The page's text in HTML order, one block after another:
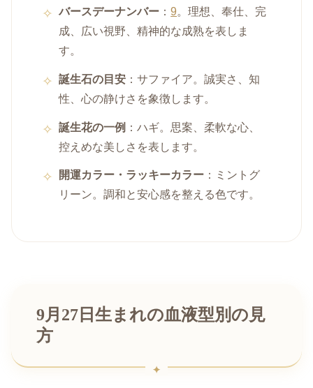
バースデーナンバー ：9。理想、奉仕、完
成、広い視野、精神的な成熟を表しま
す。
誕生石の目安 ：サファイア。誠実さ、知
性、心の静けさを象徴します。
誕生花の一例 ：ハギ。思案、柔軟な心、
控えめな美しさを表します。
開運カラー・ラッキーカラー ：ミントグ
リーン。調和と安心感を整える色です。
9月27日生まれの血液型別の見
方